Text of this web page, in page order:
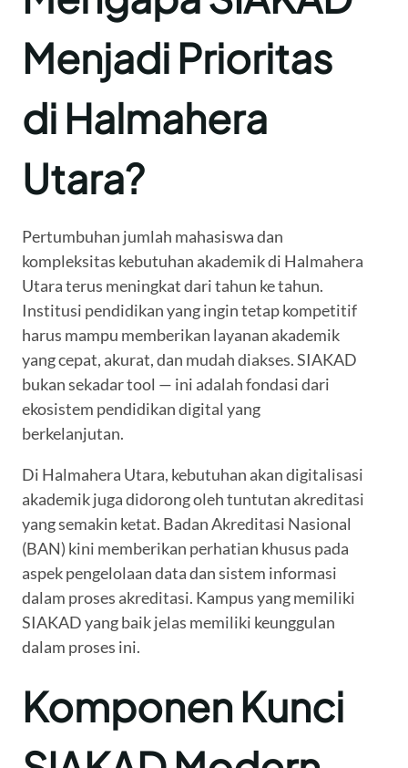
Menjadi Prioritas
di Halmahera
Utara?
Pertumbuhan jumlah mahasiswa dan
kompleksitas kebutuhan akademik di Halmahera
Utara terus meningkat dari tahun ke tahun.
Institusi pendidikan yang ingin tetap kompetitif
harus mampu memberikan layanan akademik
yang cepat, akurat, dan mudah diakses. SIAKAD
bukan sekadar tool — ini adalah fondasi dari
ekosistem pendidikan digital yang
berkelanjutan.
Di Halmahera Utara, kebutuhan akan digitalisasi
akademik juga didorong oleh tuntutan akreditasi
yang semakin ketat. Badan Akreditasi Nasional
(BAN) kini memberikan perhatian khusus pada
aspek pengelolaan data dan sistem informasi
dalam proses akreditasi. Kampus yang memiliki
SIAKAD yang baik jelas memiliki keunggulan
dalam proses ini.
Komponen Kunci